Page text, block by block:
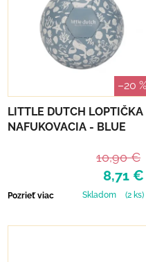
–20 %
LITTLE DUTCH LOPTIČKA
NAFUKOVACIA - BLUE
8,71 €
10,90 €
Pozrieť viac Skladom (2 ks)